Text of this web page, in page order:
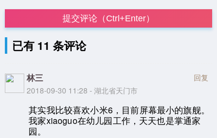
提交评论（Ctrl+Enter）
已有 11 条评论
林三
2018-09-30 11:28 - 湖北省天门市
回复
其实我比较喜欢小米6，目前屏幕最小的旗舰。
我家xiaoguo在幼儿园工作，天天也是掌通家
园。